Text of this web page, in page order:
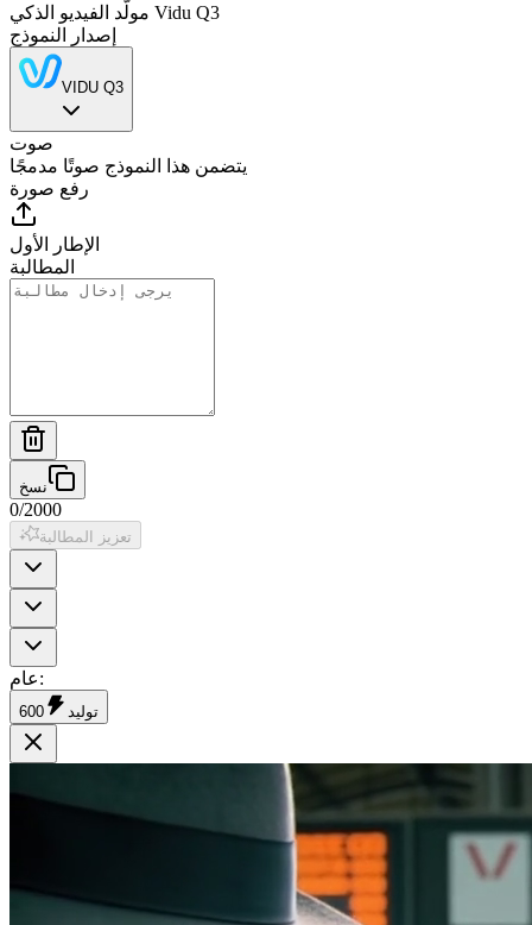
مولّد الفيديو الذكي Vidu Q3
إصدار النموذج
VIDU Q3
صوت
يتضمن هذا النموذج صوتًا مدمجًا
رفع صورة
الإطار الأول
المطالبة
نسخ
0/2000
تعزيز المطالبة
عام:
توليد 600